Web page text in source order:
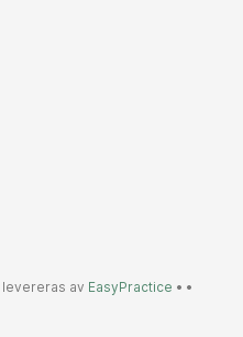
levereras av EasyPractice • •